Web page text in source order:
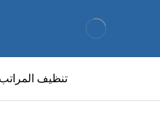
تنظيف المراتب